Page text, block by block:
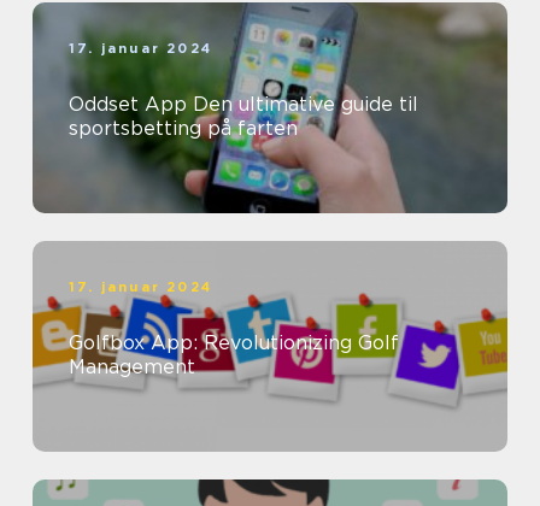
17. januar 2024
Oddset App Den ultimative guide til
sportsbetting på farten
17. januar 2024
Golfbox App: Revolutionizing Golf
Management